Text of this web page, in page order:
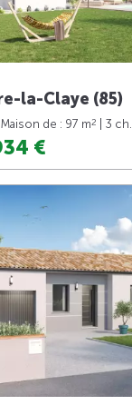
la-Claye (85)
| Maison de : 97 m2
| 3 ch.
€